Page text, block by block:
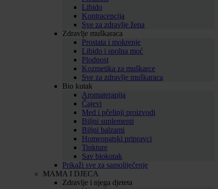
Libido
Kontracepcija
Sve za zdravlje žena
Zdravlje muškaraca
Prostata i mokrenje
Libido i spolna moć
Plodnost
Kozmetika za muškarce
Sve za zdravlje muškaraca
Bio kutak
Aromaterapija
Čajevi
Med i pčelinji proizvodi
Biljni suplementi
Biljni balzami
Homeopatski pripravci
Tinkture
Sav biokutak
Prikaži sve za samoliječenje
MAMA I DJECA
Zdravlje i njega djeteta